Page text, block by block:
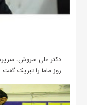
دکتر علی سروش،
روز ماما را تبریک گفت